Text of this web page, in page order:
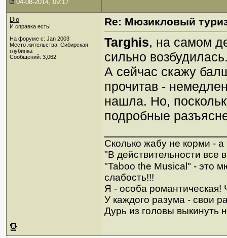
04-08-2014, 09:17
Dio
И справка есть!
На форуме с: Jan 2003
Место жительства: Сибирская
глубинка
Сообщений: 3,062
Re: Мюзикловый
Targhis, на самом
сильно
А сейчас скажу
прочитав -
нашла. Но,
подробные
Сколько жабу не корми -
"В действительности все
"Taboo the Musical" - это
слабость!!!
Я - особа романтическая!
У каждого разума - свои
Дурь из головы выкинуть